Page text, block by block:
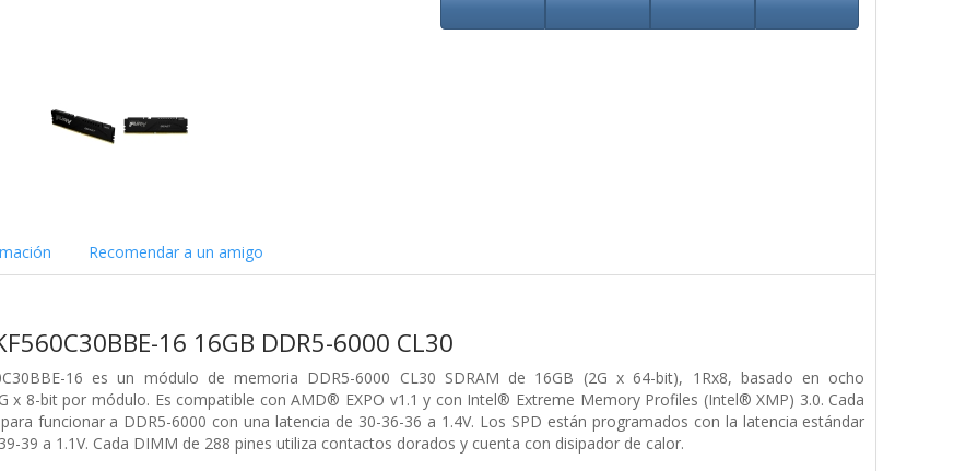
Recomendar a un amigo
16 16GB DDR5-6000 CL30
16 es un módulo de memoria DDR5-6000 CL30 SDRAM de 16GB (2G x 64-bit), 1Rx8, basado en ocho
x 8-bit por módulo. Es compatible con AMD® EXPO v1.1 y con Intel® Extreme Memory Profiles (Intel® XMP) 3.0. Cada
funcionar a DDR5-6000 con una latencia de 30-36-36 a 1.4V. Los SPD están programados con la latencia estándar
39 a 1.1V. Cada DIMM de 288 pines utiliza contactos dorados y cuenta con disipador de calor.